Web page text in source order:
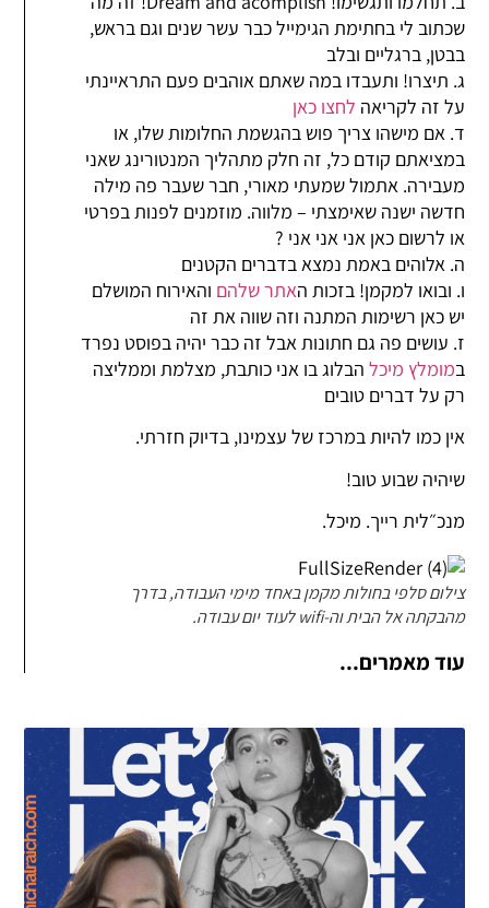
שכתוב לי בחתימת הגימייל כבר עשר שנים וגם בראש,
בבטן, ברגליים ובלב
ג. תיצרו! ותעבדו במה שאתם אוהבים פעם התראיינתי
על זה לקריאהלחצו כאן
ד. אם מישהו צריך פוש בהגשמת החלומות שלו, או
במציאתם קודם כל, זה חלק מתהליך המנטורינג שאני
מעבירה. אתמול שמעתי מאורי, חבר שעבר פה מילה
חדשה ישנה שאימצתי – מלווה. מוזמנים לפנות בפרטי
או לרשום כאן אני אני אני ?
ה. אלוהים באמת נמצא בדברים הקטנים
ו. ובואו למקמן! בזכות ה אתר שלהםוהאירוח המושלם
יש כאן רשימות המתנה וזה שווה את זה
ז. עושים פה גם חתונות אבל זה כבר יהיה בפוסט נפרד
מומלץ מיכלהבלוג בו אני כותבת, מצלמת וממליצה
רק על דברים טובים
אין כמו להיות במרכז של עצמינו, בדיוק חזרתי.
שיהיה שבוע טוב!
מנכ״לית רייך. מיכל.
צילום סלפי בחולות מקמן באחד מימי העבודה, בדרך
מהבקתה אל הבית וה-wifi לעוד יום עבודה.
עוד מאמרים...